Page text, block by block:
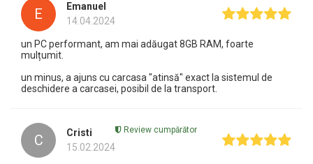
E
Emanuel
14.04.2024
un PC performant, am mai adăugat 8GB RAM, foarte
mulțumit.
un minus, a ajuns cu carcasa "atinsă" exact la sistemul de
deschidere a carcasei, posibil de la transport.
C
Cristi
15.02.2024
Review cumpărător